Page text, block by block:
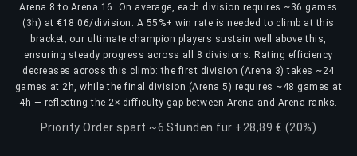
Arena 8 to Arena 16. On average, each division requires ~36 games
(3h) at €18.06/division. A 55%+ win rate is needed to climb at this
bracket; our ultimate champion players sustain well above this,
ensuring steady progress across all 8 divisions. Rating efficiency
decreases across this climb: the first division (Arena 3) takes ~24
games at 2h, while the final division (Arena 5) requires ~48 games at
4h — reflecting the 2× difficulty gap between Arena and Arena ranks.
Priority Order spart ~6 Stunden für +28,89 € (20%)